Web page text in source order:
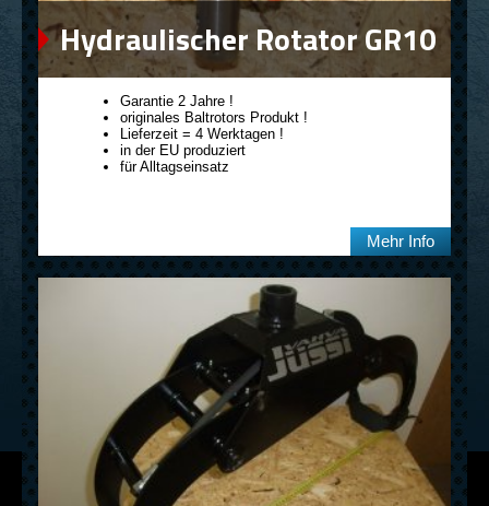
Hydraulischer Rotator GR10
Garantie 2 Jahre !
originales Baltrotors Produkt !
Lieferzeit = 4 Werktagen !
in der EU produziert
für Alltagseinsatz
Mehr Info